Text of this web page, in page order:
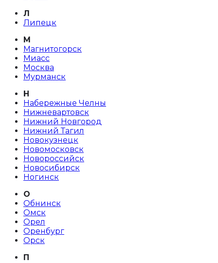
Л
Липецк
М
Магнитогорск
Миасс
Москва
Мурманск
Н
Набережные Челны
Нижневартовск
Нижний Новгород
Нижний Тагил
Новокузнецк
Новомосковск
Новороссийск
Новосибирск
Ногинск
О
Обнинск
Омск
Орел
Оренбург
Орск
П